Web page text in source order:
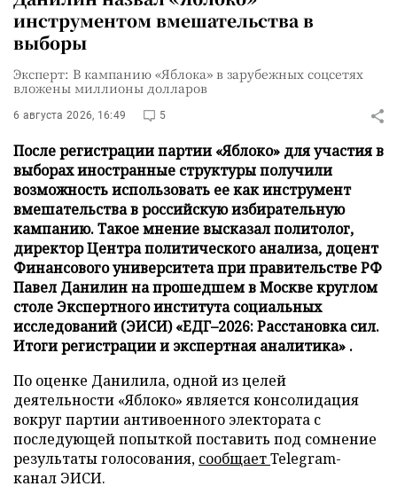
инструментом вмешательства в
выборы
Эксперт: В кампанию «Яблока» в зарубежных соцсетях
вложены миллионы долларов
6 августа 2026, 16:49 5
После регистрации партии «Яблоко» для участия в
выборах иностранные структуры получили
возможность использовать ее как инструмент
вмешательства в российскую избирательную
кампанию. Такое мнение высказал политолог,
директор Центра политического анализа, доцент
Финансового университета при правительстве РФ
Павел Данилин на прошедшем в Москве круглом
столе Экспертного института социальных
исследований (ЭИСИ) «ЕДГ–2026: Расстановка сил.
Итоги регистрации и экспертная аналитика» .
По оценке Данилила, одной из целей
деятельности «Яблоко» является консолидация
вокруг партии антивоенного электората с
последующей попыткой поставить под сомнение
результаты голосования, сообщаетTelegram-
канал ЭИСИ.